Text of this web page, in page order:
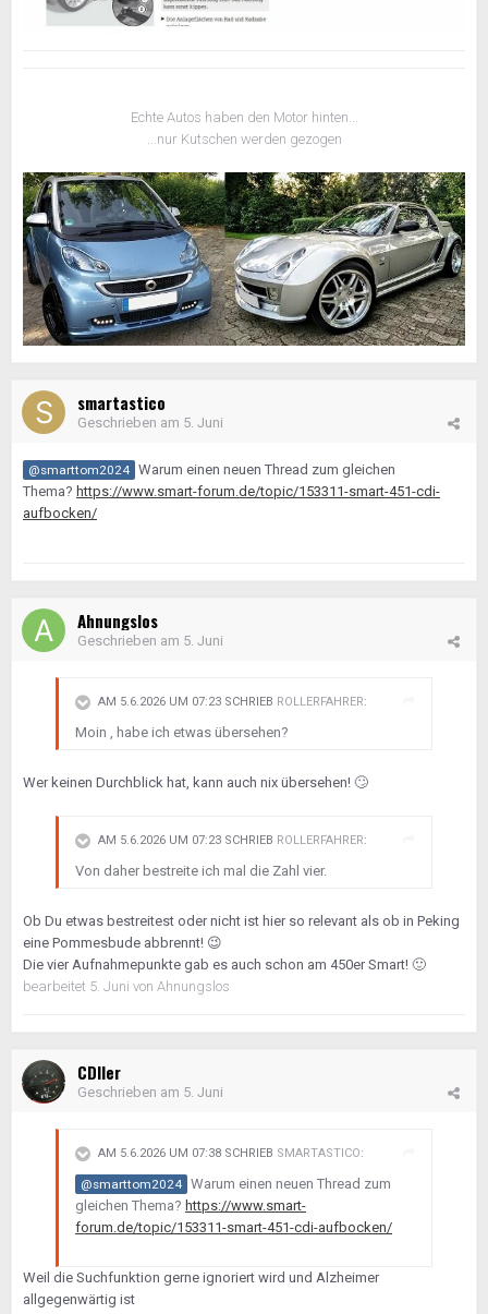
Echte Autos haben den Motor hinten...
...nur Kutschen werden gezogen
smartastico
Geschrieben am 5. Juni
@smarttom2024 Warum einen neuen Thread zum gleichen
Thema? https://www.smart-forum.de/topic/153311-smart-451-cdi-
aufbocken/
Ahnungslos
Geschrieben am 5. Juni
AM 5.6.2026 UM 07:23 SCHRIEB ROLLERFAHRER:
Moin , habe ich etwas übersehen?
Wer keinen Durchblick hat, kann auch nix übersehen! 🙄
AM 5.6.2026 UM 07:23 SCHRIEB ROLLERFAHRER:
Von daher bestreite ich mal die Zahl vier.
Ob Du etwas bestreitest oder nicht ist hier so relevant als ob in Peking
eine Pommesbude abbrennt! 😉
Die vier Aufnahmepunkte gab es auch schon am 450er Smart! 🙂
bearbeitet 5. Juni von Ahnungslos
CDIler
Geschrieben am 5. Juni
AM 5.6.2026 UM 07:38 SCHRIEB SMARTASTICO:
@smarttom2024 Warum einen neuen Thread zum
gleichen Thema? https://www.smart-
forum.de/topic/153311-smart-451-cdi-aufbocken/
Weil die Suchfunktion gerne ignoriert wird und Alzheimer
allgegenwärtig ist